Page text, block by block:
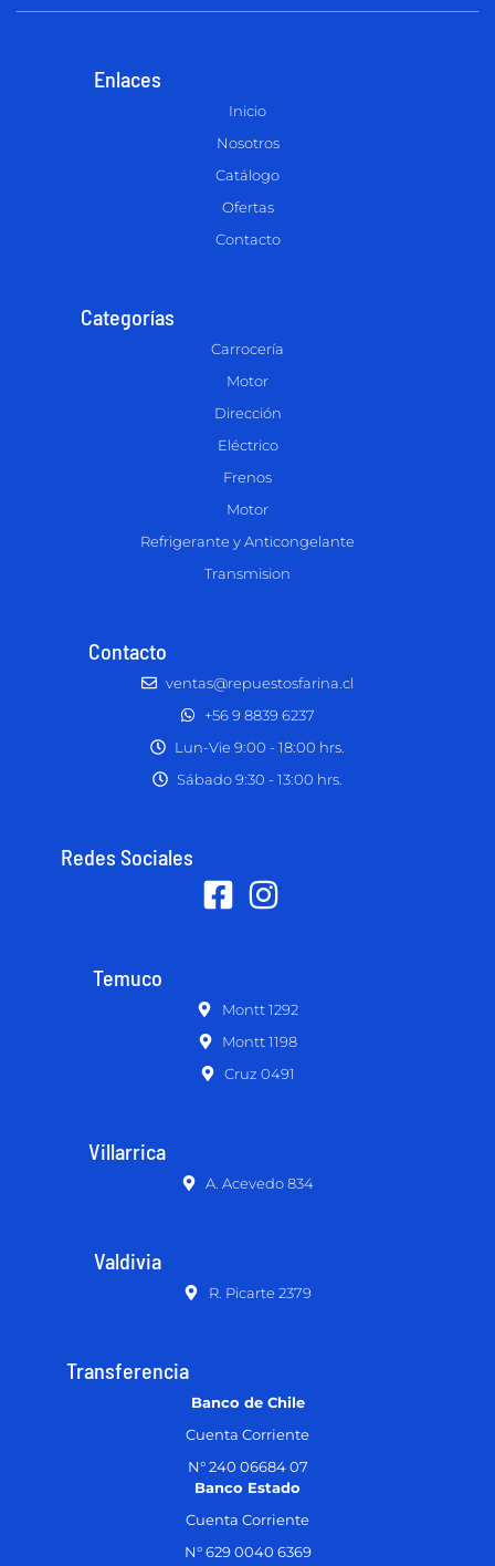
Enlaces
Inicio
Nosotros
Catálogo
Ofertas
Contacto
Categorías
Carrocería
Motor
Dirección
Eléctrico
Frenos
Motor
Refrigerante y Anticongelante
Transmision
Contacto
ventas@repuestosfarina.cl
+56 9 8839 6237
Lun-Vie 9:00 - 18:00 hrs.
Sábado 9:30 - 13:00 hrs.
Redes Sociales
Temuco
Montt 1292
Montt 1198
Cruz 0491
Villarrica
A. Acevedo 834
Valdivia
R. Picarte 2379
Transferencia
Banco de Chile
Cuenta Corriente
N° 240 06684 07
Banco Estado
Cuenta Corriente
N° 629 0040 6369